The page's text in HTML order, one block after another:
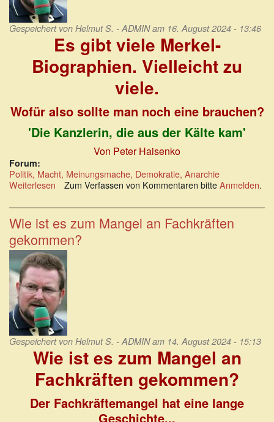
Gespeichert von Helmut S. - ADMINam 16. August 2024 - 13:46
Es gibt viele Merkel-
Biographien. Vielleicht zu
viele.
Wofür also sollte man noch eine brauchen?
'Die Kanzlerin, die aus der Kälte kam'
Von Peter Haisenko
Forum:
Politik, Macht, Meinungsmache, Demokratie, Anarchie
Weiterlesen über
gibt
Merkel-
Biographien.
Vielleicht
zu
viele.
Zum Verfassen von Kommentaren bitteAnmelden.
Wie ist es zum Mangel an Fachkräften
gekommen?
Gespeichert von Helmut S. - ADMINam 14. August 2024 - 15:13
Wie ist es zum Mangel an
Fachkräften gekommen?
Der Fachkräftemangel hat eine lange
Geschichte...